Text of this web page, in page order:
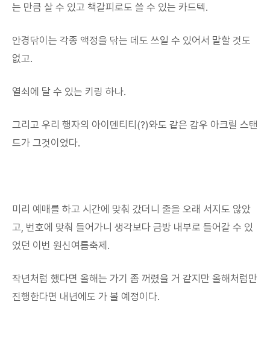
는 만큼 살 수 있고 책갈피로도 쓸 수 있는 카드텍.
안경닦이는 각종 액정을 닦는 데도 쓰일 수 있어서 말할 것도
없고.
열쇠에 달 수 있는 키링 하나.
그리고 우리 행자의 아이덴티티(?)와도 같은 감우 아크릴 스탠
드가 그것이었다.
미리 예매를 하고 시간에 맞춰 갔더니 줄을 오래 서지도 않았
고, 번호에 맞춰 들어가니 생각보다 금방 내부로 들어갈 수 있
었던 이번 원신여름축제.
작년처럼 했다면 올해는 가기 좀 꺼렸을 거 같지만 올해처럼만
진행한다면 내년에도 가 볼 예정이다.